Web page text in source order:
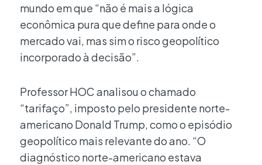
mundo em que “não é mais a lógica
econômica pura que define para onde o
mercado vai, mas sim o risco geopolítico
incorporado à decisão”.
Professor HOC analisou o chamado
“tarifaço”, imposto pelo presidente norte-
americano Donald Trump, como o episódio
geopolítico mais relevante do ano. “O
diagnóstico norte-americano estava